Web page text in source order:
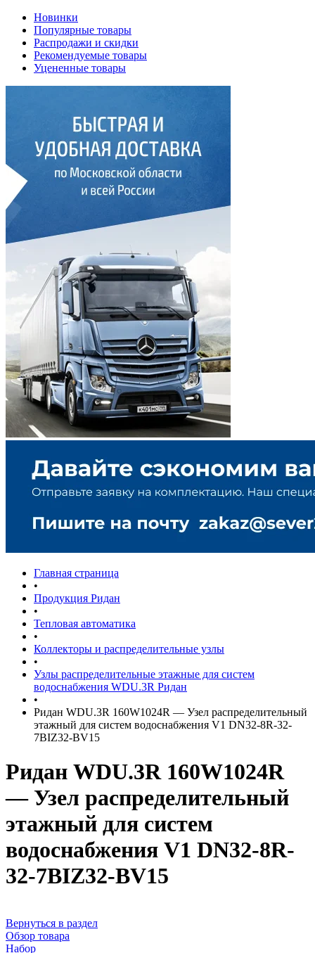
Новинки
Популярные товары
Распродажи и скидки
Рекомендуемые товары
Уцененные товары
Главная страница
•
Продукция Ридан
•
Тепловая автоматика
•
Коллекторы и распределительные узлы
•
Узлы распределительные этажные для систем
водоснабжения WDU.3R Ридан
•
Ридан WDU.3R 160W1024R — Узел распределительный
этажный для систем водоснабжения V1 DN32-8R-32-
7BIZ32-BV15
Ридан WDU.3R 160W1024R
— Узел распределительный
этажный для систем
водоснабжения V1 DN32-8R-
32-7BIZ32-BV15
Вернуться в раздел
Обзор товара
Набор